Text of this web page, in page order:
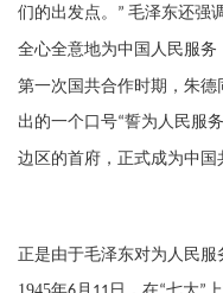
们的出发点。 ” 毛泽东还强
全心全意地为中国人民服
第一次国共合作时期，朱
出的一个口号“誓为人民服务
边区的首府，正式成为中
正是由于毛泽东对为人民服